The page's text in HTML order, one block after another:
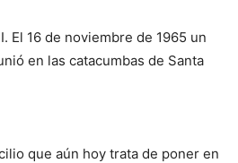
El 16 de noviembre de 1965 un
en las catacumbas de Santa
que aún hoy trata de poner en